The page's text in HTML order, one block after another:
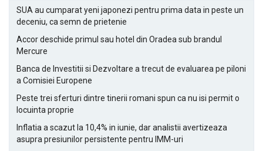
SUA au cumparat yeni japonezi pentru prima data in peste un
deceniu, ca semn de prietenie
Accor deschide primul sau hotel din Oradea sub brandul
Mercure
Banca de Investitii si Dezvoltare a trecut de evaluarea pe piloni
a Comisiei Europene
Peste trei sferturi dintre tinerii romani spun ca nu isi permit o
locuinta proprie
Inflatia a scazut la 10,4% in iunie, dar analistii avertizeaza
asupra presiunilor persistente pentru IMM-uri